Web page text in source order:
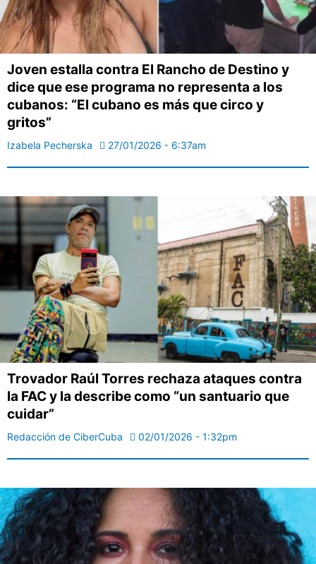
Joven estalla contra El Rancho de Destino y
dice que ese programa no representa a los
cubanos: “El cubano es más que circo y
gritos”
Izabela Pecherska 27/01/2026 - 6:37am
Trovador Raúl Torres rechaza ataques contra
la FAC y la describe como “un santuario que
cuidar”
Redacción de CiberCuba 02/01/2026 - 1:32pm